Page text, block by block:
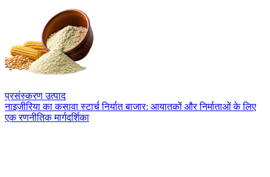
प्रसंस्करण उत्पाद
नाइजीरिया का कसावा स्टार्च निर्यात बाजार: आयातकों और निर्माताओं के लिए
एक रणनीतिक मार्गदर्शिका